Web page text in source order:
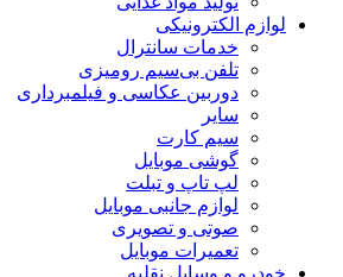
لوازم الکترونیکی
خدمات سانترال
تلفن بی‌سیم رومیزی
دوربین عکاسی و فیلمبرداری
سایر
سیم کارت
گوشی موبایل
لپ تاپ و تبلت
لوازم جانبی موبایل
صوتی و تصویری
تعمیرات موبایل